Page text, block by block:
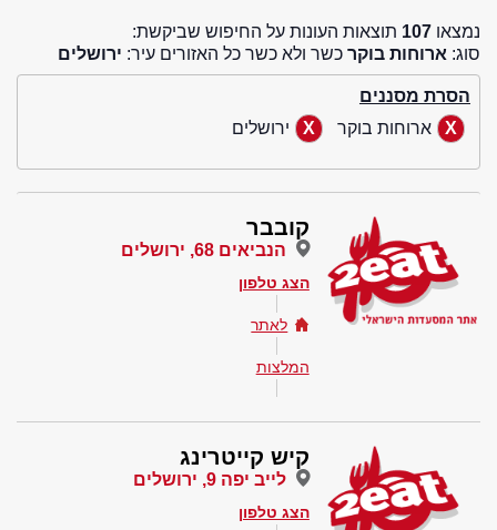
נמצאו 107 תוצאות העונות על החיפוש שביקשת:
סוג: ארוחות בוקר כשר ולא כשר כל האזורים עיר: ירושלים
הסרת מסננים
ארוחות בוקר
ירושלים
קובבר
הנביאים 68, ירושלים
הצג טלפון
לאתר
המלצות
קיש קייטרינג
לייב יפה 9, ירושלים
הצג טלפון